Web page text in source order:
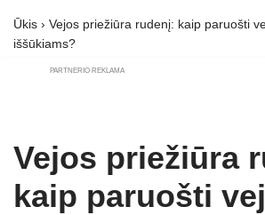
Ūkis › Vejos priežiūra rudenį: kaip paruošti
iššūkiams?
PARTNERIO REKLAMA
Vejos priežiūra
kaip paruošti